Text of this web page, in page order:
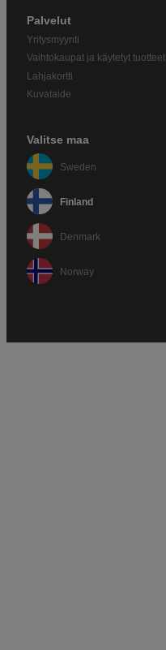
Palvelut
Yritysmyynti
Vaihtokaupat ja käytetyt tuotteet
Lahjakortti
Kuvataide
Valitse maa
Sweden
Finland
Denmark
Norway